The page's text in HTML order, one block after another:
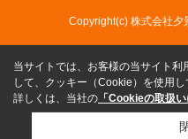
Copyright(c) 株式会社
当サイトでは、お客様の当サイト利
して、クッキー（Cookie）を使用し
詳しくは、当社の 「Cookieの取扱い